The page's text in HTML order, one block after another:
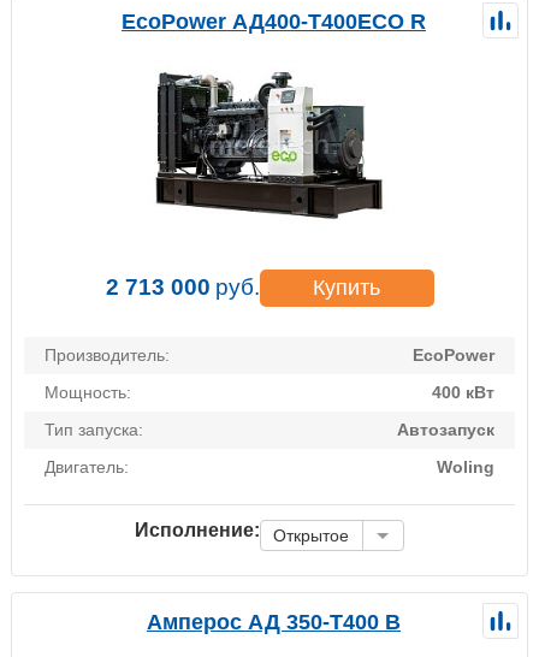
EcoPower АД400-T400ECO R
2 713 000 руб. Купить
Производитель:
EcoPower
Мощность:
400 кВт
Тип запуска:
Автозапуск
Двигатель:
Woling
Исполнение: Открытое
Амперос АД 350-Т400 B